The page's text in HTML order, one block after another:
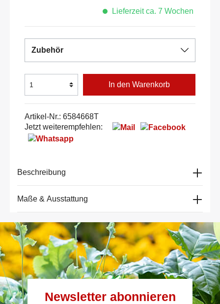
Lieferzeit ca. 7 Wochen
Zubehör
In den Warenkorb
Artikel-Nr.: 6584668T
Jetzt weiterempfehlen:
Beschreibung
Maße & Ausstattung
Newsletter abonnieren